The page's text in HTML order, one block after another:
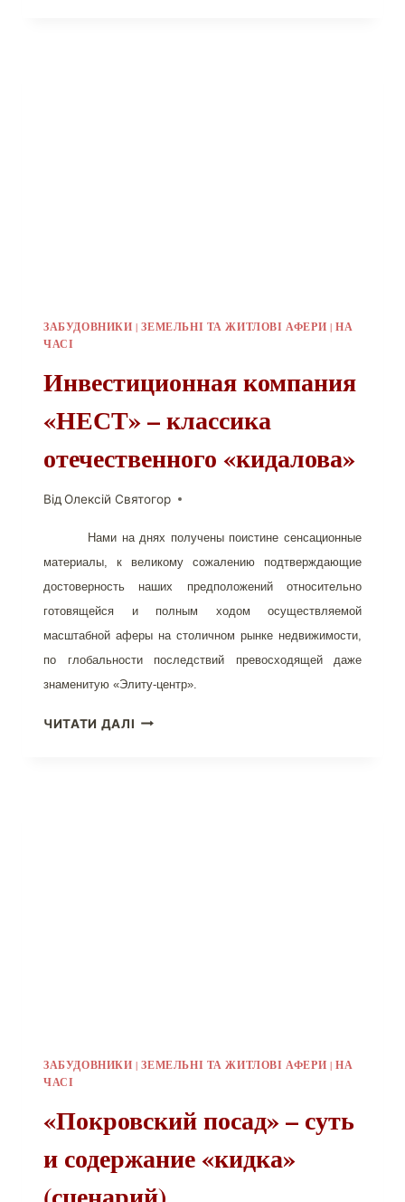
ЗАБУДОВНИКИ |ЗЕМЕЛЬНІ ТА ЖИТЛОВІ АФЕРИ |НА
ЧАСІ
Инвестиционная компания
«НЕСТ» – классика
отечественного «кидалова»
Від Олексій Святогор
Нами на днях получены поистине сенсационные
материалы, к великому сожалению подтверждающие
достоверность наших предположений относительно
готовящейся и полным ходом осуществляемой
масштабной аферы на столичном рынке недвижимости,
по глобальности последствий превосходящей даже
знаменитую «Элиту-центр».
ЧИТАТИ ДАЛІ ИНВЕСТИЦИОННАЯ
ЗАБУДОВНИКИ |ЗЕМЕЛЬНІ ТА ЖИТЛОВІ АФЕРИ |НА
ЧАСІ
«Покровский посад» – суть
и содержание «кидка»